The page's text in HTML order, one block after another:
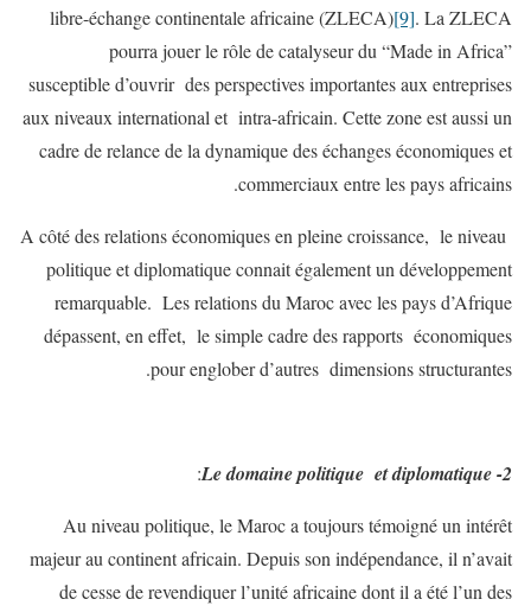
libre-échange continentale africaine (ZLECA)[9]. La ZLECA
pourra jouer le rôle de catalyseur du “Made in Africa”
susceptible d’ouvrir des perspectives importantes aux entreprises
aux niveaux international et intra-africain. Cette zone est aussi un
cadre de relance de la dynamique des échanges économiques et
commerciaux entre les pays africains.
A côté des relations économiques en pleine croissance, le niveau
politique et diplomatique connait également un développement
remarquable. Les relations du Maroc avec les pays d’Afrique
dépassent, en effet, le simple cadre des rapports économiques
pour englober d’autres dimensions structurantes.
2- Le domaine politique et diplomatique
:
Au niveau politique, le Maroc a toujours témoigné un intérêt
majeur au continent africain. Depuis son indépendance, il n’avait
de cesse de revendiquer l’unité africaine dont il a été l’un des